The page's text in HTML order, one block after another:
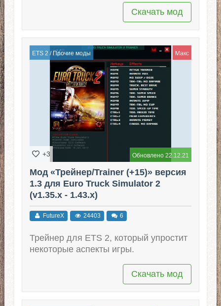
Скачать мод
ETS 2 /Прочие моды Макс
Обновлено 22.12.21
+3
Мод «Трейнер/Trainer (+15)» версия
1.3 для Euro Truck Simulator 2
(v1.35.x - 1.43.x)
FutureX 24403 6
Трейнер для ЕTS 2, который упростит
некоторые аспекты игры.
Скачать мод